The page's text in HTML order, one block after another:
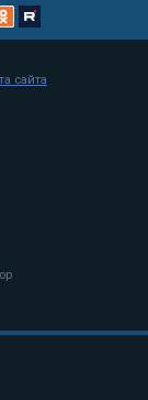
сайта